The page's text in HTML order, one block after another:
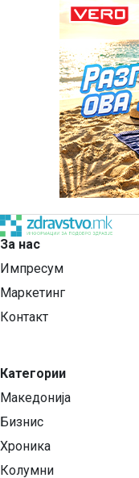
За нас
Импресум
Маркетинг
Контакт
Категории
Македонија
Бизнис
Хроника
Колумни